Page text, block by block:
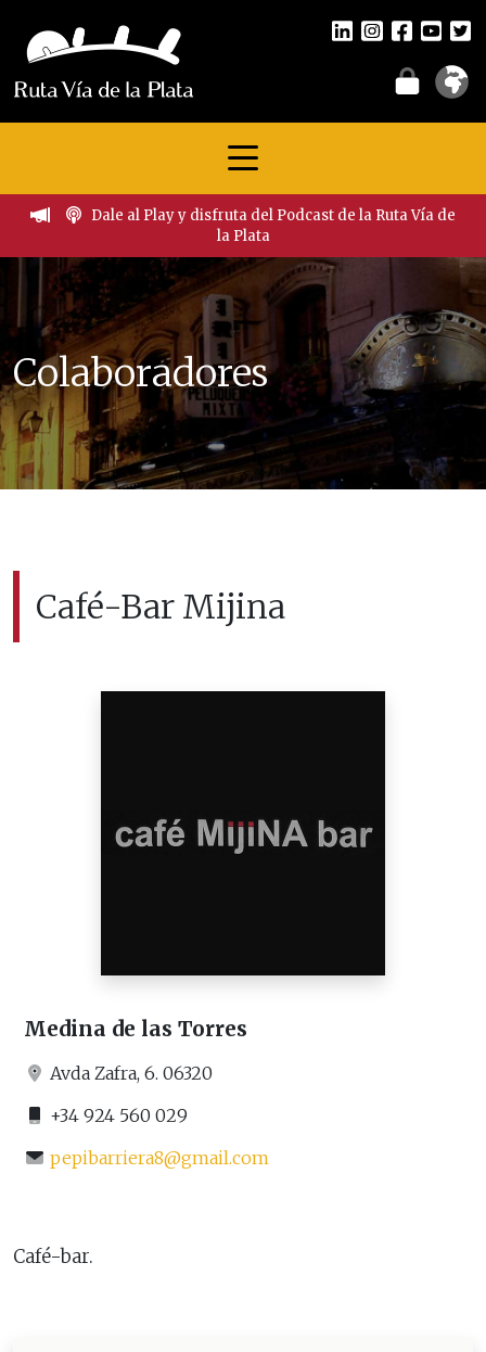
Dale al Play y disfruta del Podcast de la Ruta Vía de
la Plata
Colaboradores
Café-Bar Mijina
Medina de las Torres
Avda Zafra, 6. 06320
+34 924 560 029
pepibarriera8@gmail.com
Café-bar.